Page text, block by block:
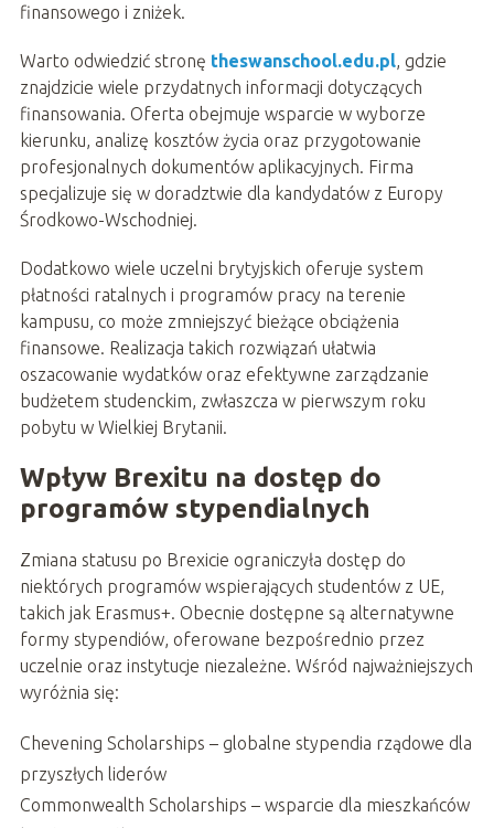
finansowego i zniżek.
Warto odwiedzić stronę theswanschool.edu.pl, gdzie
znajdzicie wiele przydatnych informacji dotyczących
finansowania. Oferta obejmuje wsparcie w wyborze
kierunku, analizę kosztów życia oraz przygotowanie
profesjonalnych dokumentów aplikacyjnych. Firma
specjalizuje się w doradztwie dla kandydatów z Europy
Środkowo-Wschodniej.
Dodatkowo wiele uczelni brytyjskich oferuje system
płatności ratalnych i programów pracy na terenie
kampusu, co może zmniejszyć bieżące obciążenia
finansowe. Realizacja takich rozwiązań ułatwia
oszacowanie wydatków oraz efektywne zarządzanie
budżetem studenckim, zwłaszcza w pierwszym roku
pobytu w Wielkiej Brytanii.
Wpływ Brexitu na dostęp do
programów stypendialnych
Zmiana statusu po Brexicie ograniczyła dostęp do
niektórych programów wspierających studentów z UE,
takich jak Erasmus+. Obecnie dostępne są alternatywne
formy stypendiów, oferowane bezpośrednio przez
uczelnie oraz instytucje niezależne. Wśród najważniejszych
wyróżnia się:
Chevening Scholarships – globalne stypendia rządowe dla
przyszłych liderów
Commonwealth Scholarships – wsparcie dla mieszkańców